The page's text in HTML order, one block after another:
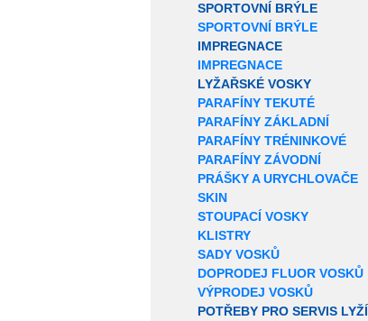
SPORTOVNÍ BRÝLE
SPORTOVNÍ BRÝLE
IMPREGNACE
IMPREGNACE
LYŽAŘSKÉ VOSKY
PARAFÍNY TEKUTÉ
PARAFÍNY ZÁKLADNÍ
PARAFÍNY TRÉNINKOVÉ
PARAFÍNY ZÁVODNÍ
PRÁŠKY A URYCHLOVAČE
SKIN
STOUPACÍ VOSKY
KLISTRY
SADY VOSKŮ
DOPRODEJ FLUOR VOSKŮ
VÝPRODEJ VOSKŮ
POTŘEBY PRO SERVIS LYŽÍ